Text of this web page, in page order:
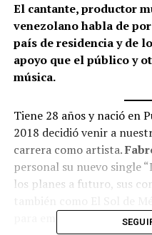
El cantante, productor
venezolano habla de
país de residencia y de
apoyo que el público y
música.
Tiene 28 años y nació en
2018 decidió venir a
carrera como artista.
personal su nuevo single
los planes a futuro, sus
para empezar a cantar.